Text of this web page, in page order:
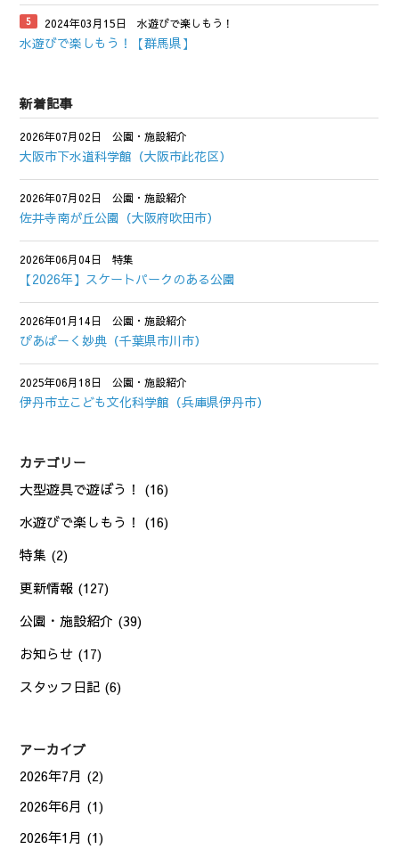
2024年03月15日 水遊びで楽しもう！
水遊びで楽しもう！【群馬県】
新着記事
2026年07月02日 公園・施設紹介
大阪市下水道科学館（大阪市此花区）
2026年07月02日 公園・施設紹介
佐井寺南が丘公園（大阪府吹田市）
2026年06月04日 特集
【2026年】スケートパークのある公園
2026年01月14日 公園・施設紹介
ぴあぱーく妙典（千葉県市川市）
2025年06月18日 公園・施設紹介
伊丹市立こども文化科学館（兵庫県伊丹市）
カテゴリー
大型遊具で遊ぼう！ (16)
水遊びで楽しもう！ (16)
特集 (2)
更新情報 (127)
公園・施設紹介 (39)
お知らせ (17)
スタッフ日記 (6)
アーカイブ
2026年7月 (2)
2026年6月 (1)
2026年1月 (1)